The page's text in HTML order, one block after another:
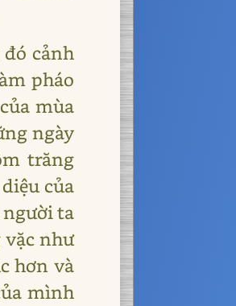
cảnh
pháo
mùa
ngày
trăng
của
ta
vặc như
hơn và
mình